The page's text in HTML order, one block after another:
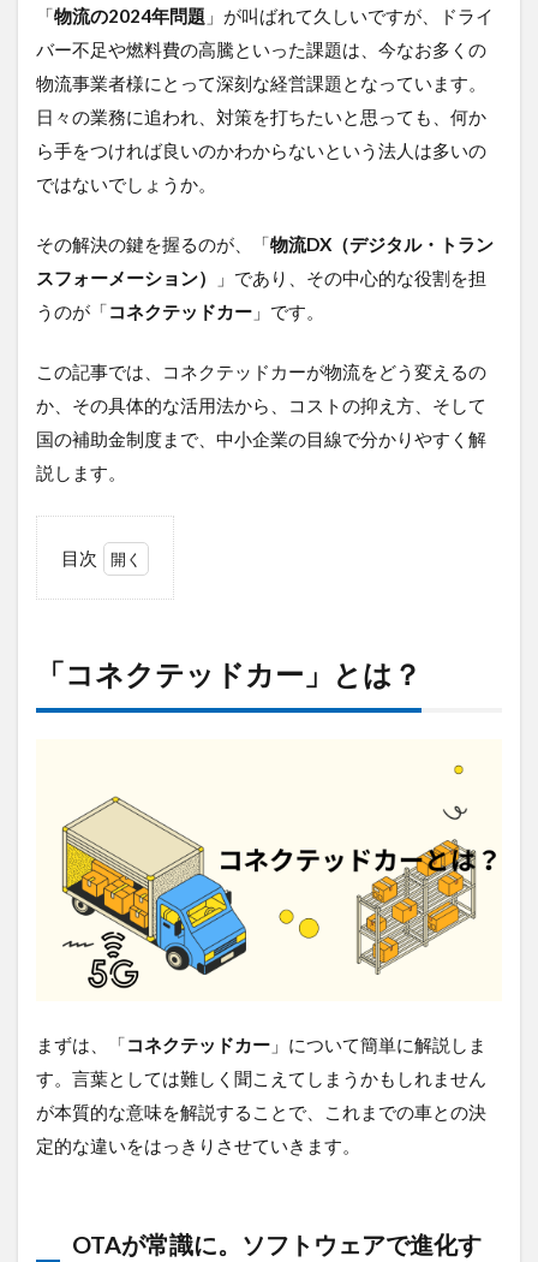
「物流の2024年問題 」が叫ばれて久しいですが、ドライ
バー不足や燃料費の高騰といった課題は、今なお多くの
物流事業者様にとって深刻な経営課題となっています。
日々の業務に追われ、対策を打ちたいと思っても、何か
ら手をつければ良いのかわからないという法人は多いの
ではないでしょうか。
その解決の鍵を握るのが、「物流DX（デジタル・トラン
スフォーメーション）
」であり、その中心的な役割を担
うのが「コネクテッドカー 」です。
この記事では、コネクテッドカーが物流をどう変えるの
か、その具体的な活用法から、コストの抑え方、そして
国の補助金制度まで、中小企業の目線で分かりやすく解
説します。
目次
テッ
ドカ
ー」
OTA
が常
識
に。
ソフ
トウ
ェア
で進
コネ
クテ
ッド
カー
の構
「コネクテッドカー」とは？
まずは、「コネクテッドカー 」について簡単に解説しま
す。言葉としては難しく聞こえてしまうかもしれません
が本質的な意味を解説することで、これまでの車との決
定的な違いをはっきりさせていきます。
OTAが常識に。ソフトウェアで進化す
デジタルツイン
デジタルサイネージ
タブレット
タイムラプス
センサー
アルコールチェック
セキュリティ
スマート農業
スマートメーター
ゲートウェイ
クラウドWi-Fi
キャッシュレス決済
カメラ
検索